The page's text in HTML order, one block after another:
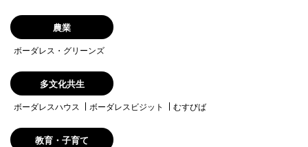
農業
ボーダレス・グリーンズ
多文化共生
ボーダレスハウス ボーダレスビジット むすびば
教育・子育て